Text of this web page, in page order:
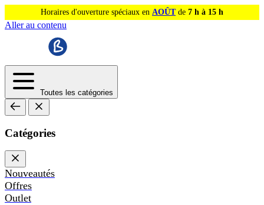
Horaires d'ouverture spéciaux en AOÛTde 7 h à 15 h
Aller au contenu
Toutes les catégories
Catégories
Nouveautés
Offres
Outlet